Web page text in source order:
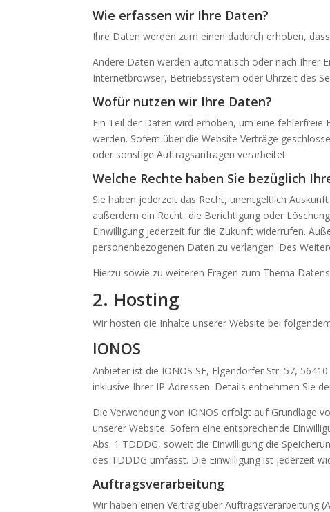
Wie erfassen wir Ihre Daten?
Ihre Daten werden zum einen dadurch erhoben,
Andere Daten werden automatisch oder nach Ihrer
Internetbrowser, Betriebssystem oder Uhrzeit des
Wofür nutzen wir Ihre Daten?
Ein Teil der Daten wird erhoben, um eine
werden. Sofern über die Website Verträge
oder sonstige Auftragsanfragen verarbeitet.
Welche Rechte haben Sie bezüglich
Sie haben jederzeit das Recht, unentgeltlich
außerdem ein Recht, die Berichtigung oder
Einwilligung jederzeit für die Zukunft widerrufen.
personenbezogenen Daten zu verlangen. Des
Hierzu sowie zu weiteren Fragen zum Thema
2. Hosting
Wir hosten die Inhalte unserer Website bei
IONOS
Anbieter ist die IONOS SE, Elgendorfer Str. 57,
inklusive Ihrer IP-Adressen. Details entnehmen Sie
Die Verwendung von IONOS erfolgt auf Grundlage
unserer Website. Sofern eine entsprechende
Abs. 1 TDDDG, soweit die Einwilligung die
des TDDDG umfasst. Die Einwilligung ist jederzeit
Auftragsverarbeitung
Wir haben einen Vertrag über Auftragsverarbeitung